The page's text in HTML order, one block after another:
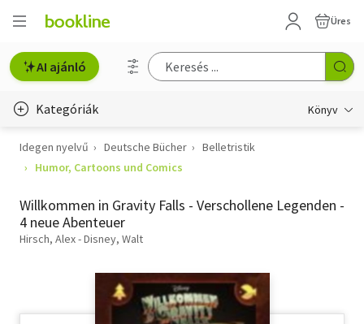
Üres
AI ajánló
Kategóriák Könyv
Életmód, egészség
Gyermek- és ifjúsági
Idegen nyelvű Deutsche Bücher
Belletristik
Humor, Cartoons und Comics
Willkommen in Gravity Falls - Verschollene Legenden -
4 neue Abenteuer
Hirsch, Alex - Disney, Walt